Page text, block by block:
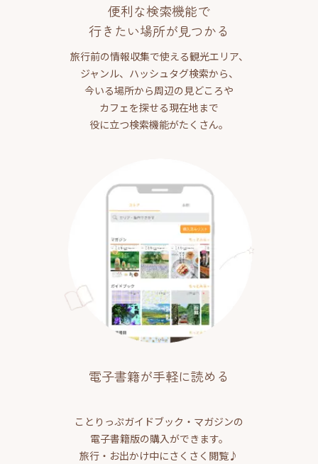
便利な検索機能で
行きたい場所が見つかる
旅行前の情報収集で使える観光エリア、
ジャンル、ハッシュタグ検索から、
今いる場所から周辺の見どころや
カフェを探せる現在地まで
役に立つ検索機能がたくさん。
電子書籍が手軽に読める
ことりっぷガイドブック・マガジンの
電子書籍版の購入ができます。
旅行・お出かけ中にさくさく閲覧♪